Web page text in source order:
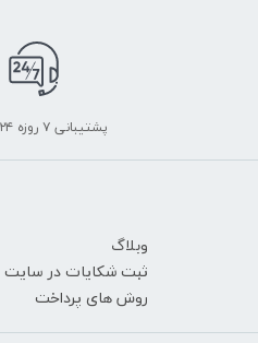
پشتیبانی ۷ روزه ۲۴ ساعته
وبلاگ
ثبت شکایات در سایت
روش های پرداخت